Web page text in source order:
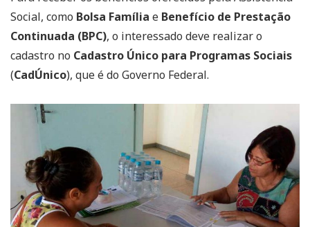
Social, como Bolsa Família e Benefício de Prestação
Continuada (BPC), o interessado deve realizar o
cadastro no Cadastro Único para Programas Sociais
(CadÚnico), que é do Governo Federal.